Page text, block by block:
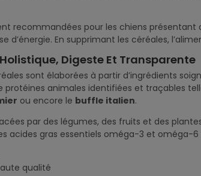
recommandées pour les chiens présentant
d’énergie. En supprimant les céréales,
Digeste Et Transparente
sont élaborées à partir d’ingrédients
protéines animales identifiées et traçables
ou encore le buffle italien.
par des légumes, des fruits et des
acides gras essentiels oméga-3 et oméga-
qualité